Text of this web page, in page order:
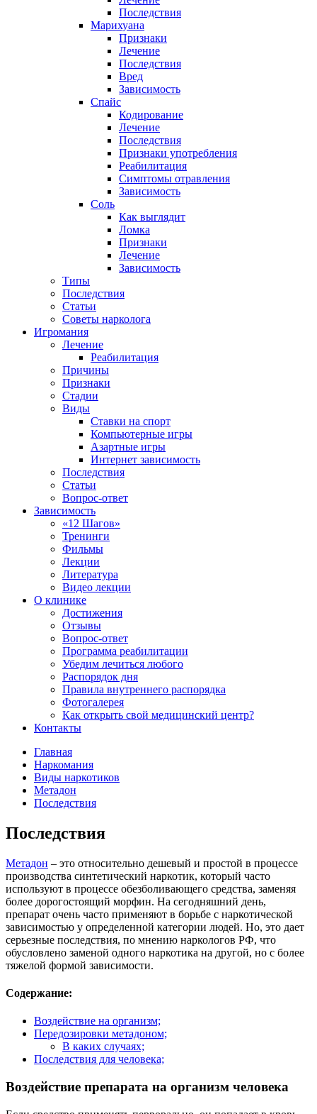
Последствия
Марихуана
Признаки
Лечение
Последствия
Вред
Зависимость
Спайс
Кодирование
Лечение
Последствия
Признаки употребления
Реабилитация
Симптомы отравления
Зависимость
Соль
Как выглядит
Ломка
Признаки
Лечение
Зависимость
Типы
Последствия
Статьи
Советы нарколога
Игромания
Лечение
Реабилитация
Причины
Признаки
Стадии
Виды
Ставки на спорт
Компьютерные игры
Азартные игры
Интернет зависимость
Последствия
Статьи
Вопрос-ответ
Зависимость
«12 Шагов»
Тренинги
Фильмы
Лекции
Литература
Видео лекции
О клинике
Достижения
Отзывы
Вопрос-ответ
Программа реабилитации
Убедим лечиться любого
Распорядок дня
Правила внутреннего распорядка
Фотогалерея
Как открыть свой медицинский центр?
Контакты
Главная
Наркомания
Виды наркотиков
Метадон
Последствия
Последствия
Метадон – это относительно дешевый и простой в процессе
производства синтетический наркотик, который часто
используют в процессе обезболивающего средства, заменяя
более дорогостоящий морфин. На сегодняшний день,
препарат очень часто применяют в борьбе с наркотической
зависимостью у определенной категории людей. Но, это дает
серьезные последствия, по мнению наркологов РФ, что
обусловлено заменой одного наркотика на другой, но с более
тяжелой формой зависимости.
Содержание:
Воздействие на организм;
Передозировки метадоном;
В каких случаях;
Последствия для человека;
Воздействие препарата на организм человека